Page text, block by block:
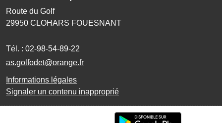
Route du Golf
29950 CLOHARS FOUESNANT
Tél. : 02-98-54-89-22
as.golfodet@orange.fr
Informations légales
Signaler un contenu inapproprié